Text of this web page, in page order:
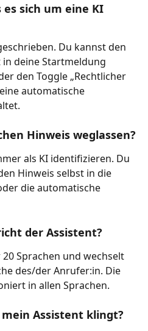
es sich um eine KI
Du kannst den
deine Startmeldung
den Toggle „Rechtlicher
automatische
Hinweis weglassen?
als KI identifizieren. Du
Hinweis selbst in die
die automatische
der Assistent?
Sprachen und wechselt
des/der Anrufer:in. Die
in allen Sprachen.
Assistent klingt?